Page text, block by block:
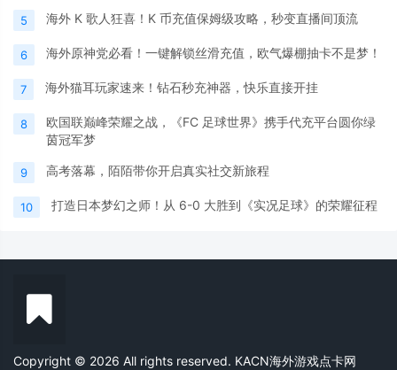
5 海外 K 歌人狂喜！K 币充值保姆级攻略，秒变直播间顶流
6 海外原神党必看！一键解锁丝滑充值，欧气爆棚抽卡不是梦！
7 海外猫耳玩家速来！钻石秒充神器，快乐直接开挂
8
欧国联巅峰荣耀之战，《FC 足球世界》携手代充平台圆你绿
茵冠军梦
9 高考落幕，陌陌带你开启真实社交新旅程
10 打造日本梦幻之师！从 6-0 大胜到《实况足球》的荣耀征程
Copyright © 2026 All rights reserved. KACN海外游戏点卡网